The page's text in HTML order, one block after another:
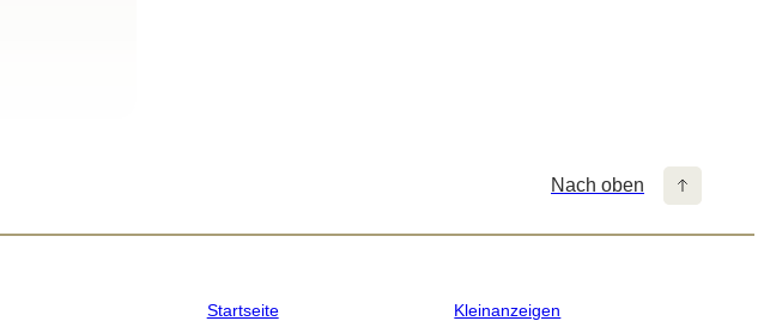
Nach oben
Startseite Kleinanzeigen